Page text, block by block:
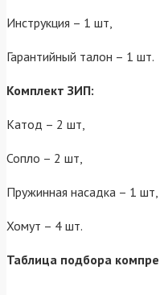
Инструкция – 1 шт,
Гарантийный талон – 1 шт.
Комплект ЗИП:
Катод – 2 шт,
Сопло – 2 шт,
Пружинная насадка – 1 шт,
Хомут – 4 шт.
Таблица подбора